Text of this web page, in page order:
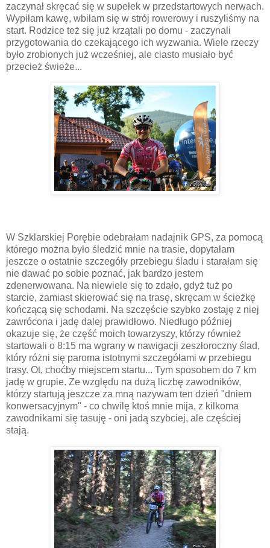
zaczynał skręcać się w supełek w przedstartowych nerwach.
Wypiłam kawę, wbiłam się w strój rowerowy i ruszyliśmy na
start. Rodzice też się już krzątali po domu - zaczynali
przygotowania do czekającego ich wyzwania. Wiele rzeczy
było zrobionych już wcześniej, ale ciasto musiało być
przecież świeże...
W Szklarskiej Porębie odebrałam nadajnik GPS, za pomocą
którego można było śledzić mnie na trasie, dopytałam
jeszcze o ostatnie szczegóły przebiegu śladu i starałam się
nie dawać po sobie poznać, jak bardzo jestem
zdenerwowana. Na niewiele się to zdało, gdyż tuż po
starcie, zamiast skierować się na trasę, skręcam w ścieżkę
kończącą się schodami. Na szczęście szybko zostaję z niej
zawrócona i jadę dalej prawidłowo. Niedługo później
okazuje się, że część moich towarzyszy, którzy również
startowali o 8:15 ma wgrany w nawigacji zeszłoroczny ślad,
który różni się paroma istotnymi szczegółami w przebiegu
trasy. Ot, choćby miejscem startu... Tym sposobem do 7 km
jadę w grupie. Ze względu na dużą liczbę zawodników,
którzy startują jeszcze za mną nazywam ten dzień "dniem
konwersacyjnym" - co chwilę ktoś mnie mija, z kilkoma
zawodnikami się tasuję - oni jadą szybciej, ale częściej
stają.